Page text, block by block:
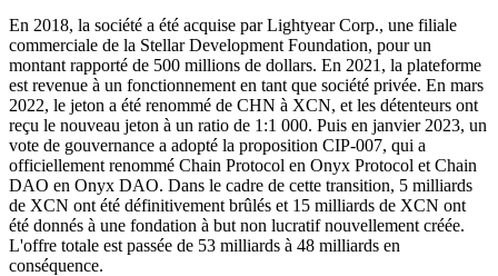
En 2018, la société a été acquise par Lightyear Corp., une filiale
commerciale de la Stellar Development Foundation, pour un
montant rapporté de 500 millions de dollars. En 2021, la plateforme
est revenue à un fonctionnement en tant que société privée. En mars
2022, le jeton a été renommé de CHN à XCN, et les détenteurs ont
reçu le nouveau jeton à un ratio de 1:1 000. Puis en janvier 2023, un
vote de gouvernance a adopté la proposition CIP-007, qui a
officiellement renommé Chain Protocol en Onyx Protocol et Chain
DAO en Onyx DAO. Dans le cadre de cette transition, 5 milliards
de XCN ont été définitivement brûlés et 15 milliards de XCN ont
été donnés à une fondation à but non lucratif nouvellement créée.
L'offre totale est passée de 53 milliards à 48 milliards en
conséquence.